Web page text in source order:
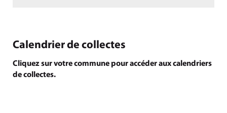
Calendrier de collectes
Cliquez sur votre commune pour accéder aux calendriers
de collectes.